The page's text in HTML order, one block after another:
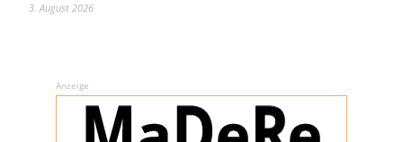
3. August 2026
Anzeige